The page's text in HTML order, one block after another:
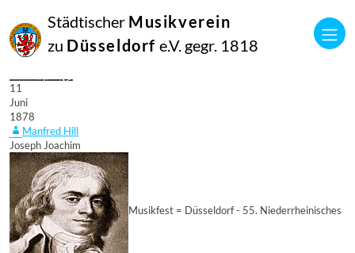
Städtischer Musikverein
zu Düsseldorf e.V. gegr. 1818
11
Juni
1878
Manfred Hill
Joseph Joachim
Musikfest = Düsseldorf - 55. Niederrheinisches